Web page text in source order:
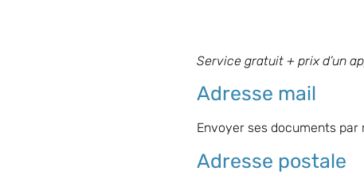
Service gratuit + prix d’un
Adresse mail
Envoyer ses documents
Adresse postale